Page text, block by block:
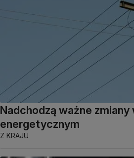
Nadchodzą ważne zmiany
energetycznym
Z KRAJU